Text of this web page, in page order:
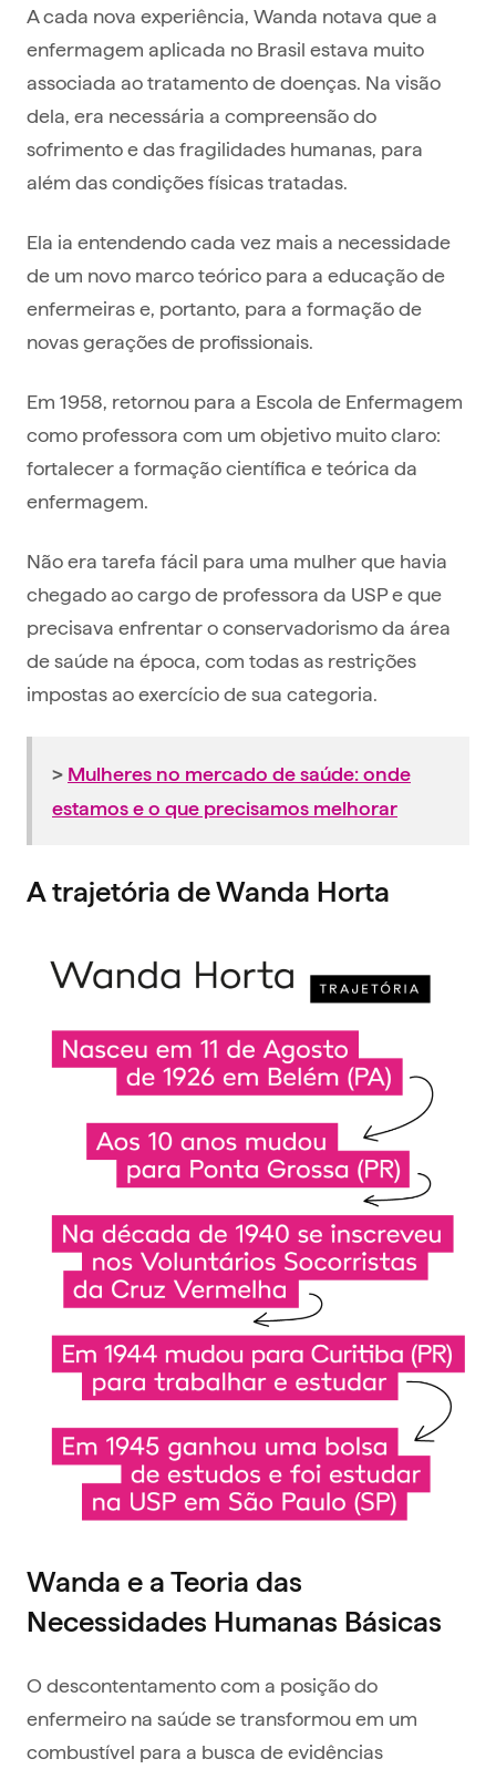
A cada nova experiência, Wanda notava que a
enfermagem aplicada no Brasil estava muito
associada ao tratamento de doenças. Na visão
dela, era necessária a compreensão do
sofrimento e das fragilidades humanas, para
além das condições físicas tratadas.
Ela ia entendendo cada vez mais a necessidade
de um novo marco teórico para a educação de
enfermeiras e, portanto, para a formação de
novas gerações de profissionais.
Em 1958, retornou para a Escola de Enfermagem
como professora com um objetivo muito claro:
fortalecer a formação científica e teórica da
enfermagem.
Não era tarefa fácil para uma mulher que havia
chegado ao cargo de professora da USP e que
precisava enfrentar o conservadorismo da área
de saúde na época, com todas as restrições
impostas ao exercício de sua categoria.
> Mulheres no mercado de saúde: onde
estamos e o que precisamos melhorar
A trajetória de Wanda Horta
Wanda e a Teoria das
Necessidades Humanas Básicas
O descontentamento com a posição do
enfermeiro na saúde se transformou em um
combustível para a busca de evidências